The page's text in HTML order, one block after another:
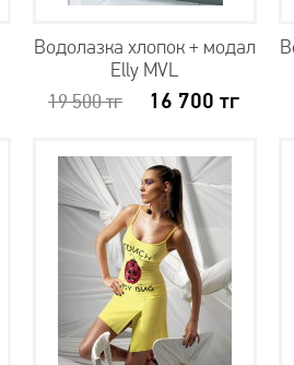
Водолазка хлопок + модал
Elly MVL
19 500тг 16 700 тг